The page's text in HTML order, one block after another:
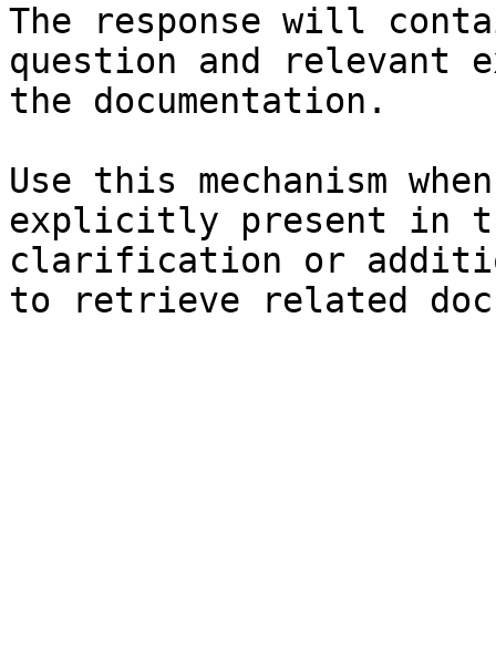
The response will
question and relevant
the documentation.
Use this mechanism
explicitly present in
clarification or